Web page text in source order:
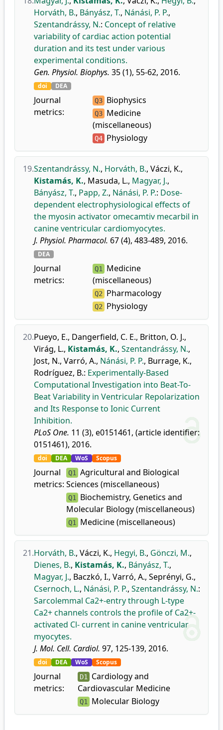
Horváth, B., Bányász, T., Nánási, P. P.,
Szentandrássy, N.: Concept of relative
variability of cardiac action potential
duration and its test under various
experimental conditions.
Gen. Physiol. Biophys. 35 (1), 55-62, 2016.
doi DEA
Journal
metrics:
Q3 Biophysics
Q3 Medicine
(miscellaneous)
Q4 Physiology
19.Szentandrássy, N., Horváth, B., Váczi, K.,
Kistamás, K., Masuda, L., Magyar, J.,
Bányász, T., Papp, Z., Nánási, P. P.: Dose-
dependent electrophysiological effects of
the myosin activator omecamtiv mecarbil in
canine ventricular cardiomyocytes.
J. Physiol. Pharmacol. 67 (4), 483-489, 2016.
DEA
Journal
metrics:
Q1 Medicine
(miscellaneous)
Q2 Pharmacology
Q2 Physiology
20.Pueyo, E., Dangerfield, C. E., Britton, O. J.,
Virág, L., Kistamás, K., Szentandrássy, N.,
Jost, N., Varró, A., Nánási, P. P., Burrage, K.,
Rodríguez, B.: Experimentally-Based
Computational Investigation into Beat-To-
Beat Variability in Ventricular Repolarization
and Its Response to Ionic Current
Inhibition.
PLoS One. 11 (3), e0151461, (article identifier:
0151461), 2016.
doi DEA WoS Scopus
Journal
metrics:
Q1 Agricultural and Biological
Sciences (miscellaneous)
Q1 Biochemistry, Genetics and
Molecular Biology (miscellaneous)
Q1 Medicine (miscellaneous)
21.Horváth, B., Váczi, K., Hegyi, B., Gönczi, M.,
Dienes, B., Kistamás, K., Bányász, T.,
Magyar, J., Baczkó, I., Varró, A., Seprényi, G.,
Csernoch, L., Nánási, P. P., Szentandrássy, N.:
Sarcolemmal Ca2+-entry through L-type
Ca2+ channels controls the profile of Ca2+-
activated Cl- current in canine ventricular
myocytes.
J. Mol. Cell. Cardiol. 97, 125-139, 2016.
doi DEA WoS Scopus
Journal
metrics:
D1 Cardiology and
Cardiovascular Medicine
Q1 Molecular Biology